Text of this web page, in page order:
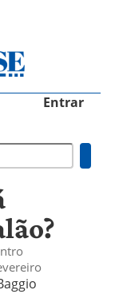
Entrar